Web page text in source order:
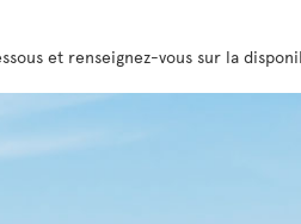
et renseignez-vous sur la